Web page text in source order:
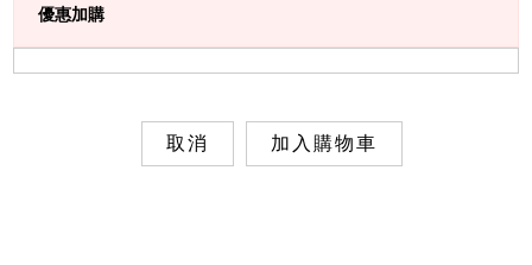
優惠加購
取消 加入購物車